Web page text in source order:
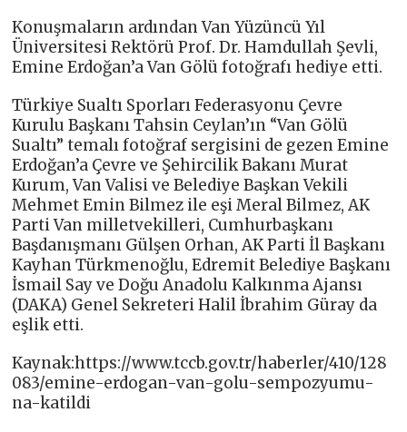
Konuşmaların ardından Van Yüzüncü Yıl
Üniversitesi Rektörü Prof. Dr. Hamdullah Şevli,
Emine Erdoğan’a Van Gölü fotoğrafı hediye etti.
Türkiye Sualtı Sporları Federasyonu Çevre
Kurulu Başkanı Tahsin Ceylan’ın “Van Gölü
Sualtı” temalı fotoğraf sergisini de gezen Emine
Erdoğan’a Çevre ve Şehircilik Bakanı Murat
Kurum, Van Valisi ve Belediye Başkan Vekili
Mehmet Emin Bilmez ile eşi Meral Bilmez, AK
Parti Van milletvekilleri, Cumhurbaşkanı
Başdanışmanı Gülşen Orhan, AK Parti İl Başkanı
Kayhan Türkmenoğlu, Edremit Belediye Başkanı
İsmail Say ve Doğu Anadolu Kalkınma Ajansı
(DAKA) Genel Sekreteri Halil İbrahim Güray da
eşlik etti.
Kaynak:https://www.tccb.gov.tr/haberler/410/128
083/emine-erdogan-van-golu-sempozyumu-
na-katildi